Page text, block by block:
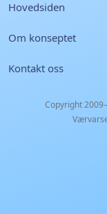
Hovedsiden
Om konseptet
Kontakt oss
Copyright